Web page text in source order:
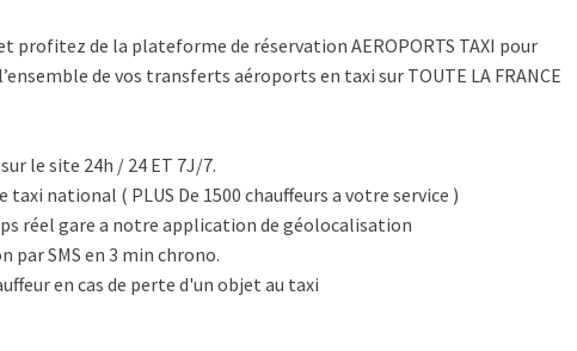
de la plateforme de réservation AEROPORTS TAXI pour
de vos transferts aéroports en taxi sur TOUTE LA FRANCE
le site 24h / 24 ET 7J/7.
national ( PLUS De 1500 chauffeurs a votre service )
réel gare a notre application de géolocalisation
SMS en 3 min chrono.
en cas de perte d'un objet au taxi